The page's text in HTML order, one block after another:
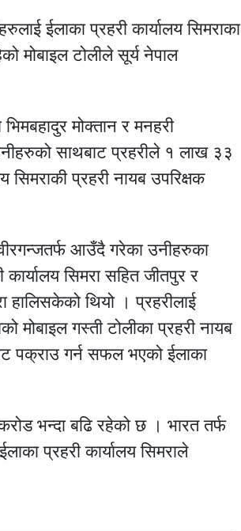
ईलाका प्रहरी कार्यालय सिमराका
मोबाइल टोलीले सूर्य नेपाल
मोक्तान र मनहरी
साथबाट प्रहरीले १ लाख ३३
सिमराकी प्रहरी नायब उपरिक्षक
आउँदै गरेका उनीहरुका
कार्यालय सिमरा सहित जीतपुर र
हालिसकेको थियो । प्रहरीलाई
मोबाइल गस्ती टोलीका प्रहरी नायब
पक्राउ गर्न सफल भएको ईलाका
भन्दा बढि रहेको छ । भारत तर्फ
प्रहरी कार्यालय सिमराले